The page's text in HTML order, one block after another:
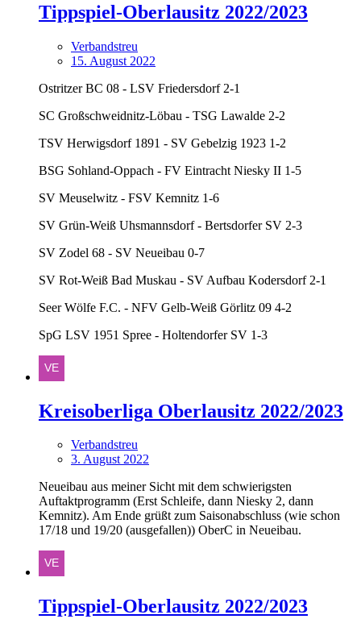
Tippspiel-Oberlausitz 2022/2023
Verbandstreu
15. August 2022
Ostritzer BC 08 - LSV Friedersdorf 2-1
SC Großschweidnitz-Löbau - TSG Lawalde 2-2
TSV Herwigsdorf 1891 - SV Gebelzig 1923 1-2
BSG Sohland-Oppach - FV Eintracht Niesky II 1-5
SV Meuselwitz - FSV Kemnitz 1-6
SV Grün-Weiß Uhsmannsdorf - Bertsdorfer SV 2-3
SV Zodel 68 - SV Neueibau 0-7
SV Rot-Weiß Bad Muskau - SV Aufbau Kodersdorf 2-1
Seer Wölfe F.C. - NFV Gelb-Weiß Görlitz 09 4-2
SpG LSV 1951 Spree - Holtendorfer SV 1-3
Kreisoberliga Oberlausitz 2022/2023
Verbandstreu
3. August 2022
Neueibau aus meiner Sicht mit dem schwierigsten
Auftaktprogramm (Erst Schleife, dann Niesky 2, dann
Kemnitz). Am Ende grüßt zum Saisonabschluss (wie schon
17/18 und 19/20 (ausgefallen)) OberC in Neueibau.
Tippspiel-Oberlausitz 2022/2023